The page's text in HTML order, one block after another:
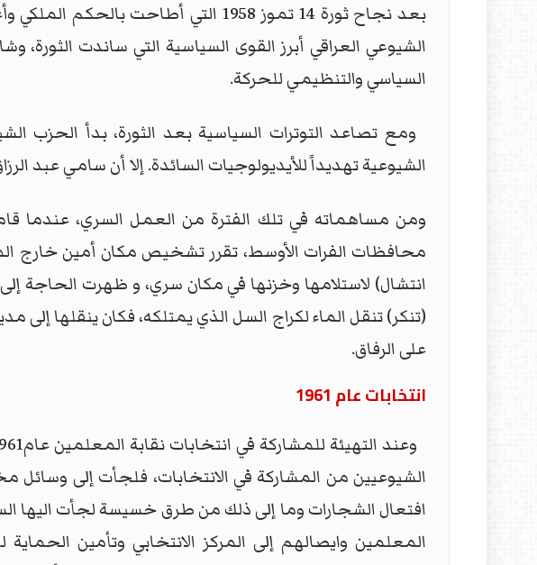
بعد نجاح ثورة 14 تموز 1958 التي
الشيوعي العراقي أبرز القوى السياسية التي ساندت
السياسي والتنظيمي للحركة.
ومع تصاعد التوترات السياسية بعد الثورة، بدأ الحزب
الشيوعية تهديداً للأيديولوجيات السائدة. إلا أن سامي عبد
ومن مساهماته في تلك الفترة من العمل السري، عندما
محافظات الفرات الأوسط، تقرر تشخيص مكان أمين خارج
انتشال) لاستلامها وخزنها في مكان سري، و ظهرت الحاجة
(تنكر) تنقل الماء لكراج السل الذي يمتلكه، فكان ينقلها إلى
على الرفاق.
انتخابات عام 1961
الشيوعيين من المشاركة في الانتخابات، فلجأت إلى وسائل
افتعال الشجارات وما إلى ذلك من طرق خسيسة لجأت اليها
المعلمين وايصالهم إلى المركز الانتخابي وتأمين